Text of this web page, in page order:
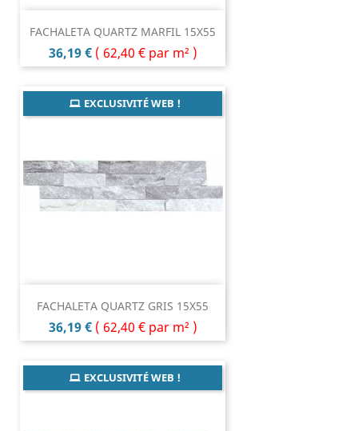
FACHALETA QUARTZ MARFIL 15X55
Prix
36,19 € ( 62,40 € par m² )
FACHALETA QUARTZ GRIS 15X55
Prix
36,19 € ( 62,40 € par m² )
EXCLUSIVITÉ WEB !
EXCLUSIVITÉ WEB !